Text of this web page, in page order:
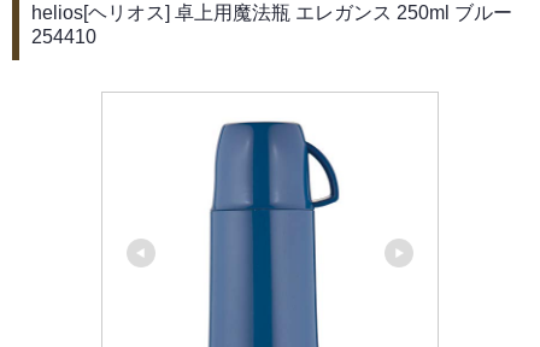
helios[ヘリオス] 卓上用魔法瓶 エレガンス 250ml ブルー
254410